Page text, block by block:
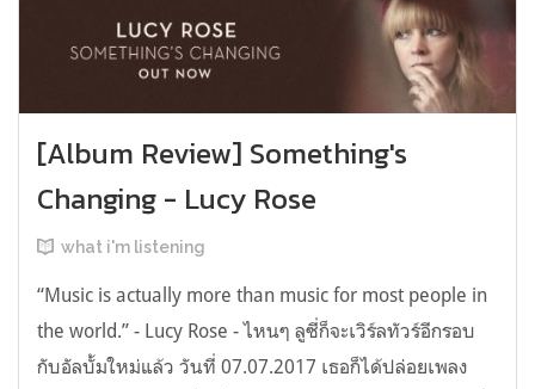
[Album Review] Something's
Changing - Lucy Rose
what i'm listening
“Music is actually more than music for most people in
the world.” - Lucy Rose - ไหนๆ ลูซี่ก็จะเวิร์ลทัวร์อีกรอบ
กับอัลบั้มใหม่แล้ว วันที่ 07.07.2017 เธอก็ได้ปล่อยเพลง